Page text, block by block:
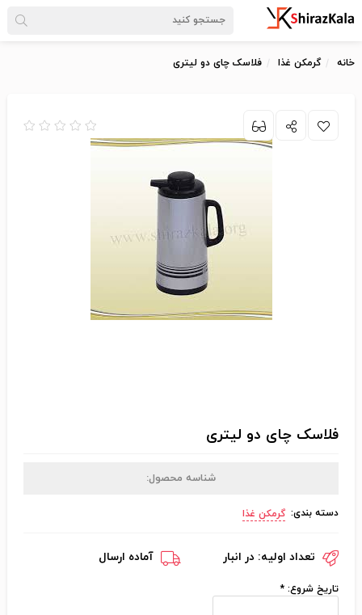
خانه گرمکن غذا فلاسک چای دو لیتری
فلاسک چای دو لیتری
شناسه محصول:
دسته بندی: گرمکن غذا
تعداد اولیه: در انبار آماده ارسال
تاریخ شروع: *